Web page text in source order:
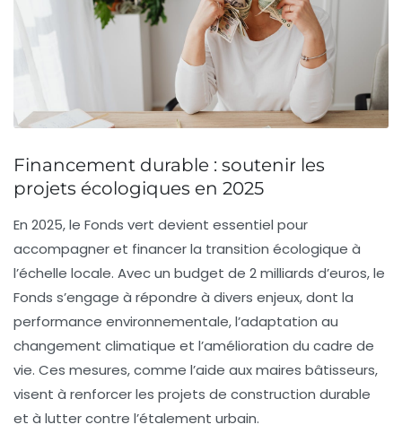
Financement durable : soutenir les
projets écologiques en 2025
En 2025, le Fonds vert devient essentiel pour
accompagner et financer la transition écologique à
l’échelle locale. Avec un budget de 2 milliards d’euros, le
Fonds s’engage à répondre à divers enjeux, dont la
performance environnementale, l’adaptation au
changement climatique et l’amélioration du cadre de
vie. Ces mesures, comme l’aide aux maires bâtisseurs,
visent à renforcer les projets de construction durable
et à lutter contre l’étalement urbain.